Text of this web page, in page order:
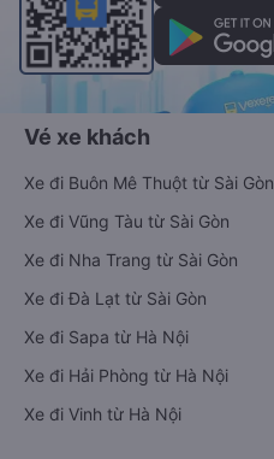
Vé xe khách
Xe đi Buôn Mê Thuột từ Sài Gòn
Xe đi Vũng Tàu từ Sài Gòn
Xe đi Nha Trang từ Sài Gòn
Xe đi Đà Lạt từ Sài Gòn
Xe đi Sapa từ Hà Nội
Xe đi Hải Phòng từ Hà Nội
Xe đi Vinh từ Hà Nội